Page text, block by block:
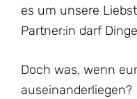
es um unsere
Partner:in darf
Doch was, wenn
auseinanderliegen?